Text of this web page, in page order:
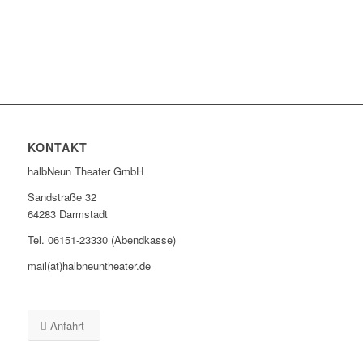
KONTAKT
halbNeun Theater GmbH
Sandstraße 32
64283 Darmstadt
Tel. 06151-23330 (Abendkasse)
mail(at)halbneuntheater.de
Anfahrt